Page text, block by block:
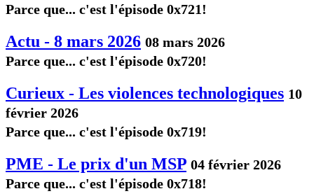
Parce que... c'est l'épisode 0x721!
Actu - 8 mars 2026 08 mars 2026
Parce que... c'est l'épisode 0x720!
Curieux - Les violences technologiques 10
février 2026
Parce que... c'est l'épisode 0x719!
PME - Le prix d'un MSP 04 février 2026
Parce que... c'est l'épisode 0x718!